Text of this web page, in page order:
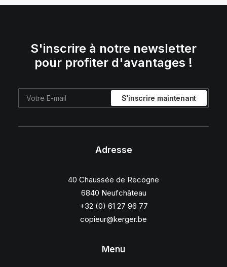
S'inscrire à notre newsletter
pour profiter d'avantages !
Adresse
40 Chaussée de Recogne
6840 Neufchâteau
+32 (0) 61 27 96 77
copieur@kerger.be
Menu